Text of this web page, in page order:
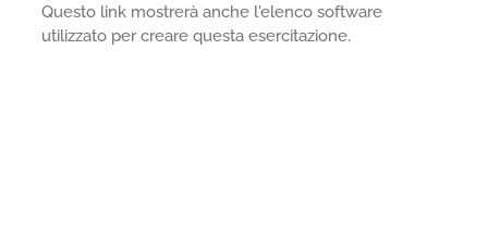
Questo link mostrerà anche l'elenco software
utilizzato per creare questa esercitazione.